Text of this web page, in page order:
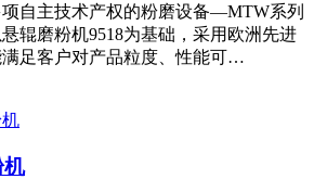
自主技术产权的粉磨设备—MTW系列
辊磨粉机9518为基础，采用欧洲先进
足客户对产品粒度、性能可…
机